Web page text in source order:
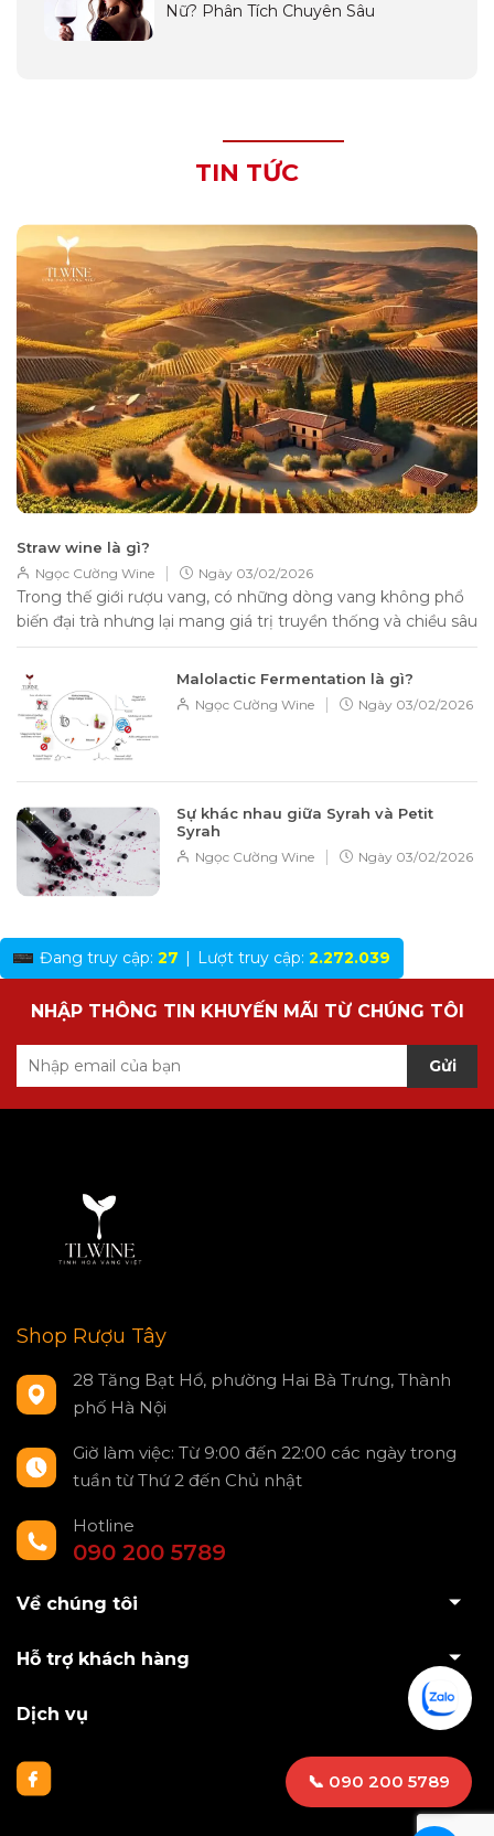
Nữ? Phân Tích Chuyên Sâu
TIN TỨC
Straw wine là gì?
Ngọc Cường Wine Ngày 03/02/2026
Trong thế giới rượu vang, có những dòng vang không phổ
biến đại trà nhưng lại mang giá trị truyền thống và chiều sâu
hương...
Malolactic Fermentation là gì?
Ngọc Cường Wine Ngày 03/02/2026
Sự khác nhau giữa Syrah và Petit
Syrah
Ngọc Cường Wine | Ngày 03/02/2026
Đang truy cập: 27 | Lượt truy cập: 2.272.039
NHẬP THÔNG TIN KHUYẾN MÃI TỪ CHÚNG TÔI
Gửi
Shop Rượu Tây
28 Tăng Bạt Hổ, phường Hai Bà Trưng, Thành
phố Hà Nội
Giờ làm việc: Từ 9:00 đến 22:00 các ngày trong
tuần từ Thứ 2 đến Chủ nhật
Hotline
090 200 5789
Về chúng tôi
Hỗ trợ khách hàng
Dịch vụ
📞 090 200 5789